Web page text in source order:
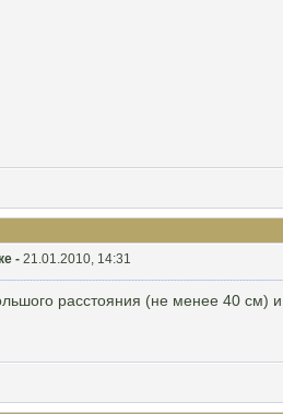
- 21.01.2010, 14:31
расстояния (не менее 40 см)